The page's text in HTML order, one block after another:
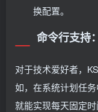
换配置。
命令行支持：
对于技术爱好者，
如，在系统计划任
就能实现每天固定